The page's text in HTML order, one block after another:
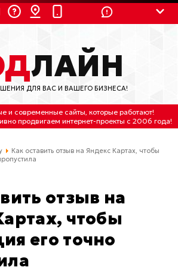
(800) 550-9899 (с 2:30 до 11:30 по
по России
658-653
637-673
вход \ Левый торец здания
пт. с 9:30 до 18:30 (по Хбк)
Все контакты
ЛАЙН
ДЛЯ ВАС И ВАШЕГО БИЗНЕСА!
и современные сайты, которые работают!
продвигаем интернет-проекты с 2006 года!
Как оставить отзыв на Яндекс Картах, чтобы
чтобы
его точно